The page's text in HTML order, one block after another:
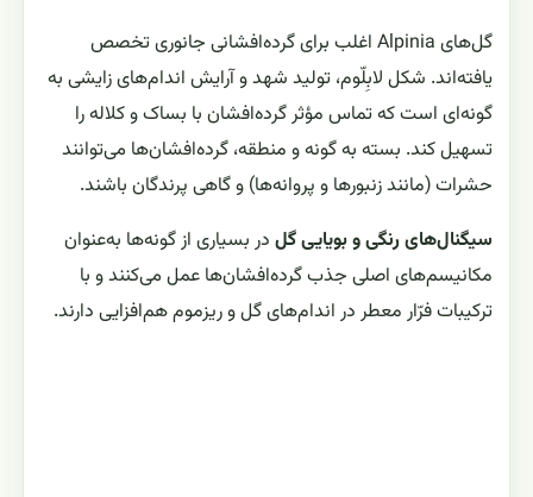
گل‌های Alpinia اغلب برای گرده‌افشانی جانوری تخصص
یافته‌اند. شکل لابِلّوم، تولید شهد و آرایش اندام‌های زایشی به
گونه‌ای است که تماس مؤثر گرده‌افشان با بساک و کلاله را
تسهیل کند. بسته به گونه و منطقه، گرده‌افشان‌ها می‌توانند
حشرات (مانند زنبورها و پروانه‌ها) و گاهی پرندگان باشند.
سیگنال‌های رنگی و بویایی گلدر بسیاری از گونه‌ها به‌عنوان
مکانیسم‌های اصلی جذب گرده‌افشان‌ها عمل می‌کنند و با
ترکیبات فرّار معطر در اندام‌های گل و ریزموم هم‌افزایی دارند.